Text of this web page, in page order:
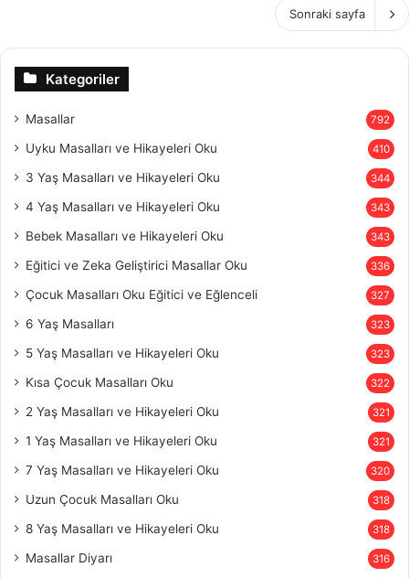
Sonraki sayfa
Kategoriler
Masallar 792
Uyku Masalları ve Hikayeleri Oku 410
3 Yaş Masalları ve Hikayeleri Oku 344
4 Yaş Masalları ve Hikayeleri Oku 343
Bebek Masalları ve Hikayeleri Oku 343
Eğitici ve Zeka Geliştirici Masallar Oku 336
Çocuk Masalları Oku Eğitici ve Eğlenceli 327
6 Yaş Masalları 323
5 Yaş Masalları ve Hikayeleri Oku 323
Kısa Çocuk Masalları Oku 322
2 Yaş Masalları ve Hikayeleri Oku 321
1 Yaş Masalları ve Hikayeleri Oku 321
7 Yaş Masalları ve Hikayeleri Oku 320
Uzun Çocuk Masalları Oku 318
8 Yaş Masalları ve Hikayeleri Oku 318
Masallar Diyarı 316